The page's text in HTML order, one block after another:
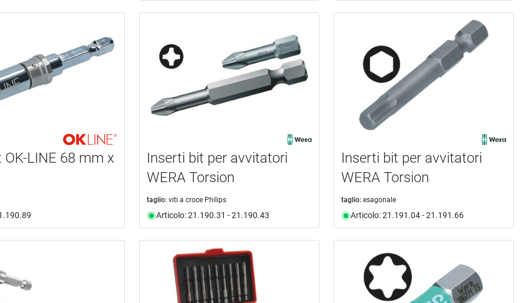
LINE 68 mm x
Inserti bit per avvitatori
WERA Torsion
taglio: viti a croce Philips
Articolo: 21.190.31 - 21.190.43
Inserti bit per avvitatori
WERA Torsion
taglio: esagonale
Articolo: 21.191.04 - 21.191.66